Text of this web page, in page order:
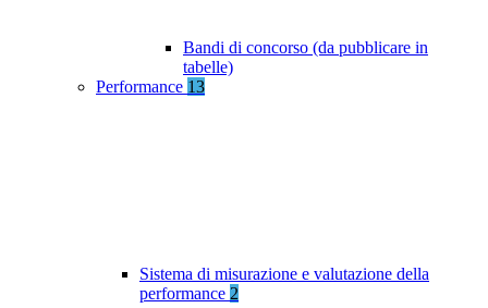
Bandi di concorso (da pubblicare in
tabelle)
Performance 13
Sistema di misurazione e valutazione della
performance 2